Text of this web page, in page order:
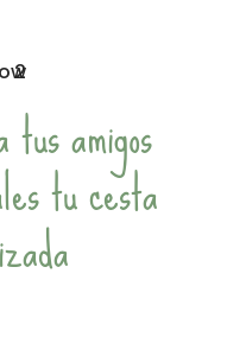
amigos
tu cesta